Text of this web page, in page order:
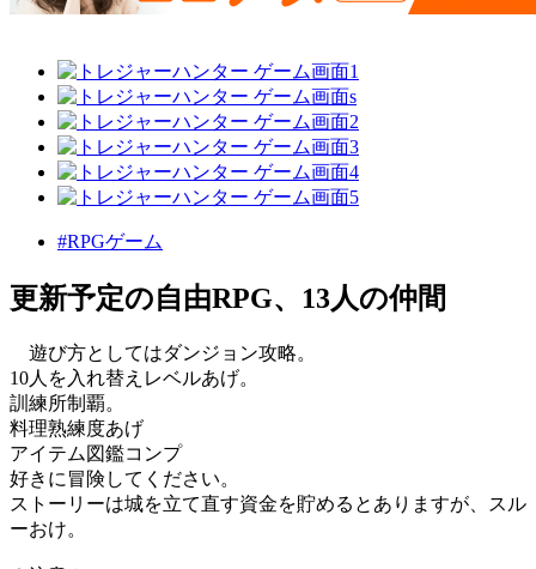
#RPGゲーム
更新予定の自由RPG、13人の仲間
遊び方としてはダンジョン攻略。
10人を入れ替えレベルあげ。
訓練所制覇。
料理熟練度あげ
アイテム図鑑コンプ
好きに冒険してください。
ストーリーは城を立て直す資金を貯めるとありますが、スル
ーおけ。